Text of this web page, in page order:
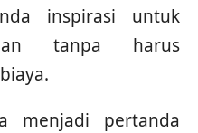
inspirasi untuk
tanpa harus
menjadi pertanda